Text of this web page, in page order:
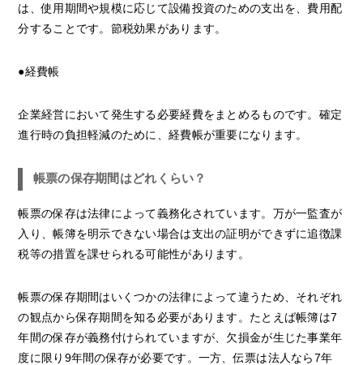
は、使用期間や規模に応じて設備投資のための支出を、費用配
分することです。節税効果があります。
●経費帳
企業経営において発生する必要経費をまとめるものです。確定
進行時の負担軽減のために、経費帳が重要になります。
帳票の保存期間はどれくらい？
帳票の保存は法律によって義務化されています。万が一監査が
入り、帳簿を明示できない場合は支出の証明ができずに追徴課
税等の措置を課せられる可能性があります。
帳票の保存期間はいくつかの法律によって違うため、それぞれ
の観点から保存期間を知る必要があります。たとえば帳簿は7
年間の保存が義務付けられていますが、欠損金が生じた事業年
度に限り9年間の保存が必要です。一方、伝票は法人なら7年